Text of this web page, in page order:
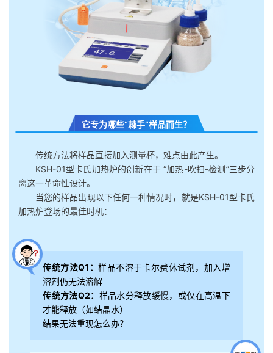
它专为哪些“棘手”样品而生？
传统方法将样品直接加入测量杯，难点由此产生。
KSH-01型卡氏加热炉的创新在于 “加热-吹扫-检测”三步分
离这一革命性设计。
当您的样品出现以下任何一种情况时，就是KSH-01型卡氏
加热炉登场的最佳时机：
传统方法Q1：样品不溶于卡尔费休试剂，加入增
溶剂仍无法溶解
传统方法Q2： 样品水分释放缓慢，或仅在高温下
才能释放（如结晶水）
结果无法重现怎么办？